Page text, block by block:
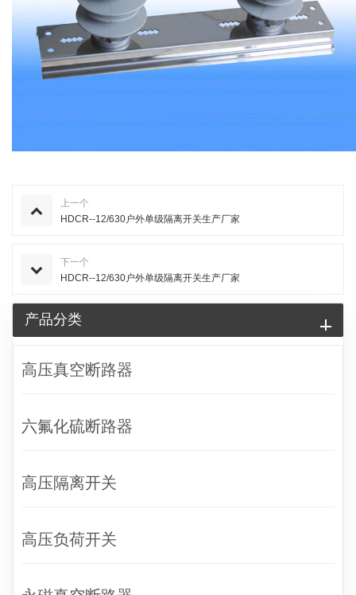
上一个
HDCR--12/630户外单级隔离开关生产厂家
下一个
HDCR--12/630户外单级隔离开关生产厂家
产品分类
高压真空断路器
六氟化硫断路器
高压隔离开关
高压负荷开关